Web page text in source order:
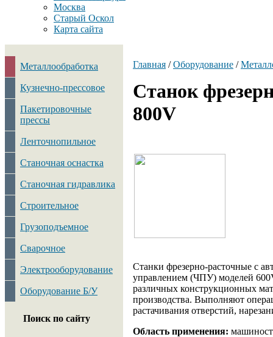
Москва
Старый Оскол
Карта сайта
Металлообработка
Кузнечно-прессовое
Пакетировочные
прессы
Ленточнопильное
Станочная оснастка
Станочная гидравлика
Строительное
Грузоподъемное
Сварочное
Электрооборудование
Оборудование Б/У
Поиск по сайту
Главная /Оборудование /
Станок
800V
Станки фрезерно-расточные с
управлением (ЧПУ) моделей
различных конструкционных
производства. Выполняют
растачивания отверстий,
Область применения: